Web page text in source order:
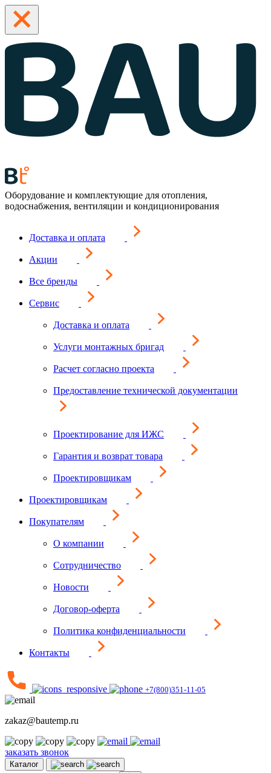
Оборудование и комплектующие для отопления,
водоснабжения, вентиляции и кондиционирования
Доставка и оплата
Акции
Все бренды
Сервис
Доставка и оплата
Услуги монтажных бригад
Расчет согласно проекта
Предоставление технической документации
Проектирование для ИЖС
Гарантия и возврат товара
Проектировщикам
Проектировщикам
Покупателям
О компании
Сотрудничество
Новости
Договор-оферта
Политика конфиденциальности
Контакты
+7(800)351-11-05
zakaz@bautemp.ru
заказать звонок
Каталог